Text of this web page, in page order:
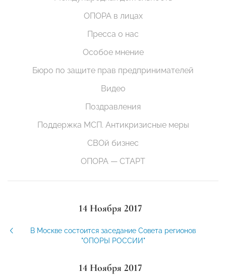
ОПОРА в лицах
Пресса о нас
Особое мнение
Бюро по защите прав предпринимателей
Видео
Поздравления
Поддержка МСП. Антикризисные меры
СВОй бизнес
ОПОРА — СТАРТ
14 Ноября 2017
В Москве состоится заседание Совета регионов
"ОПОРЫ РОССИИ"
14 Ноября 2017